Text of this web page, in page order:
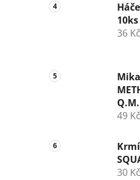
10ks
36 Kč
49 Kč
30 Kč